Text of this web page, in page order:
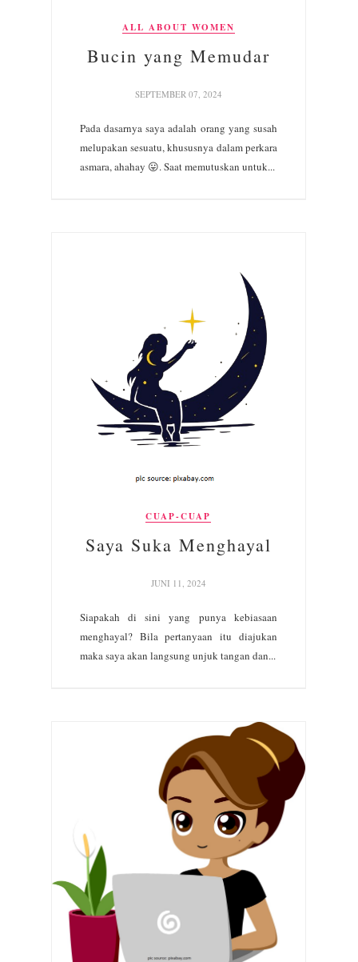
ALL ABOUT WOMEN
Bucin yang Memudar
SEPTEMBER 07, 2024
Pada dasarnya saya adalah orang yang susah
melupakan sesuatu, khususnya dalam perkara
asmara, ahahay 😛. Saat memutuskan untuk...
CUAP-CUAP
Saya Suka Menghayal
JUNI 11, 2024
Siapakah di sini yang punya kebiasaan
menghayal? Bila pertanyaan itu diajukan
maka saya akan langsung unjuk tangan dan...